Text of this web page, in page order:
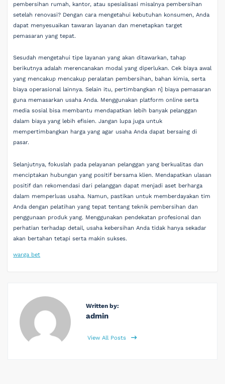
pembersihan rumah, kantor, atau spesialisasi misalnya pembersihan
setelah renovasi? Dengan cara mengetahui kebutuhan konsumen, Anda
dapat menyesuaikan tawaran layanan dan menetapkan target
pemasaran yang tepat.
Sesudah mengetahui tipe layanan yang akan ditawarkan, tahap
berikutnya adalah merencanakan modal yang diperlukan. Cek biaya awal
yang mencakup mencakup peralatan pembersihan, bahan kimia, serta
biaya operasional lainnya. Selain itu, pertimbangkan n] biaya pemasaran
guna memasarkan usaha Anda. Menggunakan platform online serta
media sosial bisa membantu mendapatkan lebih banyak pelanggan
dalam biaya yang lebih efisien. Jangan lupa juga untuk
mempertimbangkan harga yang agar usaha Anda dapat bersaing di
pasar.
Selanjutnya, fokuslah pada pelayanan pelanggan yang berkualitas dan
menciptakan hubungan yang positif bersama klien. Mendapatkan ulasan
positif dan rekomendasi dari pelanggan dapat menjadi aset berharga
dalam memperluas usaha. Namun, pastikan untuk memberdayakan tim
Anda dengan pelatihan yang tepat tentang teknik pembersihan dan
penggunaan produk yang. Menggunakan pendekatan profesional dan
perhatian terhadap detail, usaha kebersihan Anda tidak hanya sekadar
akan bertahan tetapi serta makin sukses.
warga bet
Written by:
admin
View All Posts